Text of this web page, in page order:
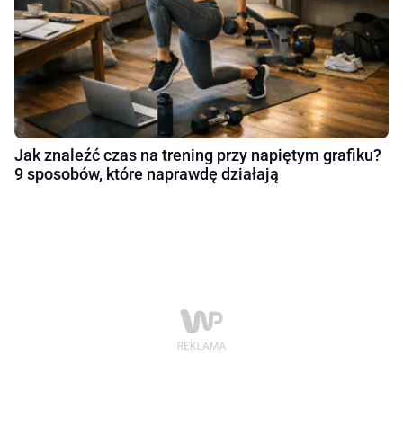
Jak znaleźć czas na trening przy napiętym grafiku?
9 sposobów, które naprawdę działają